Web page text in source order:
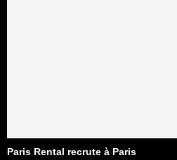
Paris Rental recrute à Paris